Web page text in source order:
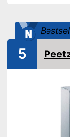
Liegendes
Zubehör
Rost inklusive
5